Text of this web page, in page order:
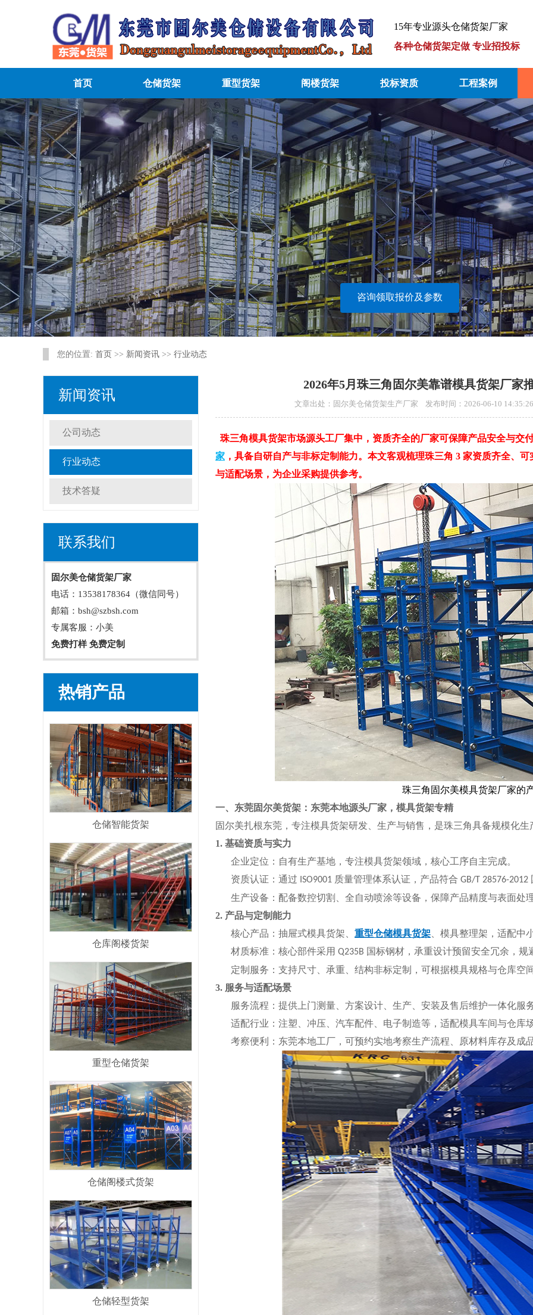
15年专业源头仓储货架厂家
各种仓储货架定做 专业招投标
首页 仓储货架 重型货架 阁楼货架 投标资质 工程案例
咨询领取报价及参数
您的位置: 首页 >> 新闻资讯 >> 行业动态
新闻资讯
公司动态
行业动态
技术答疑
联系我们
固尔美仓储货架厂家
电话：13538178364（微信同号）
邮箱：bsh@szbsh.com
专属客服：小美
免费打样 免费定制
热销产品
仓储智能货架
仓库阁楼货架
重型仓储货架
仓储阁楼式货架
仓储轻型货架
2026年5月珠三角固尔美靠谱模具货架厂家
文章出处：固尔美仓储货架生产厂家 发布时间：2026-06-10
珠三角模具货架市场源头工厂集中，资质齐全的厂家可保障产品安全与交
家 ，具备自研自产与非标定制能力。本文客观梳理珠三角 3 家资质齐全、
与适配场景，为企业采购提供参考。
珠三角固尔美模具货架厂家的
一、东莞固尔美货架：东莞本地源头厂家，模具货架专精
固尔美扎根东莞，专注模具货架研发、生产与销售，是珠三角具备规模化生
1. 基础资质与实力
企业定位：自有生产基地，专注模具货架领域，核心工序自主完成。
资质认证：通过 ISO9001 质量管理体系认证，产品符合 GB/T 28576-2012
生产设备：配备数控切割、全自动喷涂等设备，保障产品精度与表面处
2. 产品与定制能力
核心产品：抽屉式模具货架、 重型仓储模具货架 、模具整理架，适配中
材质标准：核心部件采用 Q235B 国标钢材，承重设计预留安全冗余，规
定制服务：支持尺寸、承重、结构非标定制，可根据模具规格与仓库空
3. 服务与适配场景
服务流程：提供上门测量、方案设计、生产、安装及售后维护一体化服
适配行业：注塑、冲压、汽车配件、电子制造等，适配模具车间与仓库
考察便利：东莞本地工厂，可预约实地考察生产流程、原材料库存及成